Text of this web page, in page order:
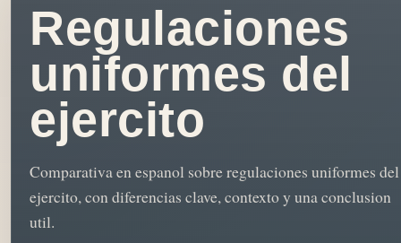
Regulaciones
uniformes del
ejercito
Comparativa en espanol sobre regulaciones uniformes del
ejercito, con diferencias clave, contexto y una conclusion
util.